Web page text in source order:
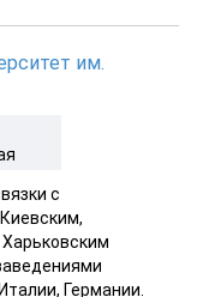
им.
с
Германии.